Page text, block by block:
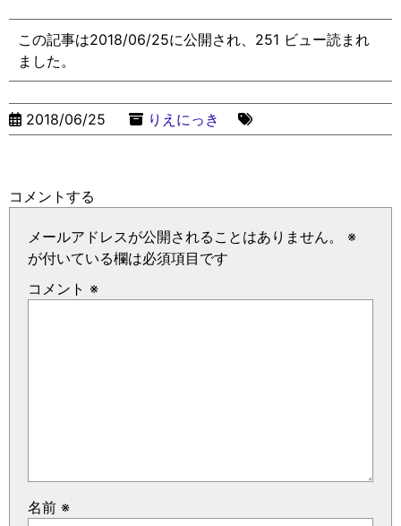
この記事は2018/06/25に公開され、251 ビュー読まれ
ました。
2018/06/25 りえにっき
コメントする
メールアドレスが公開されることはありません。
※
が付いている欄は必須項目です
コメント ※
名前 ※